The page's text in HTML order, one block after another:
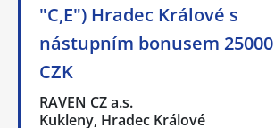
"C,E") Hradec Králové s
nástupním bonusem 25000
CZK
RAVEN CZ a.s.
Kukleny, Hradec Králové